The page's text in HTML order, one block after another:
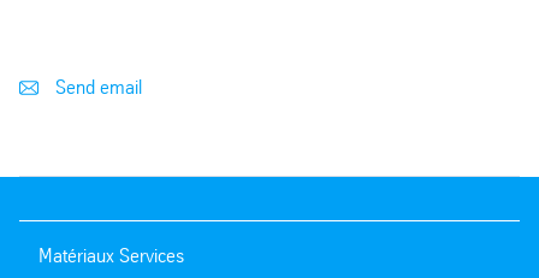
Send email
Matériaux Services